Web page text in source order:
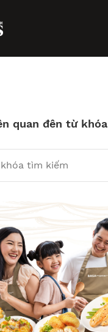
quan đên từ khóa